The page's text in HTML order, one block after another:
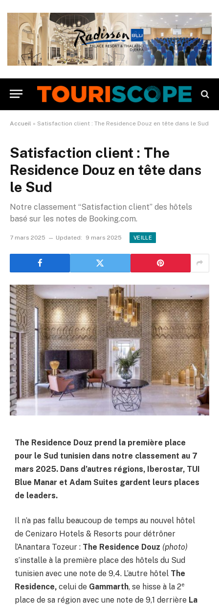
Accueil » Satisfaction client : The Residence Douz en tête dans le Sud
Satisfaction client : The
Residence Douz en tête dans
le Sud
Notre classement “Satisfaction client” des hôtels
basé sur les notes de Booking.com.
7 mars 2025 Updated: 9 mars 2025 VEILLE
The Residence Douz prend la première place
pour le Sud tunisien dans notre classement au 7
mars 2025. Dans d’autres régions, Iberostar, TUI
Blue Manar et Adam Suites gardent leurs places
de leaders.
Il n’a pas fallu beaucoup de temps au nouvel hôtel
de Cenizaro Hotels & Resorts pour détrôner
l’Anantara Tozeur : The Residence Douz (photo)
s’installe à la première place des hôtels du Sud
tunisien avec une note de 9,4. L’autre hôtel The
Residence, celui de Gammarth, se hisse à la 2e
place de sa région avec une note de 9,1 derrière La